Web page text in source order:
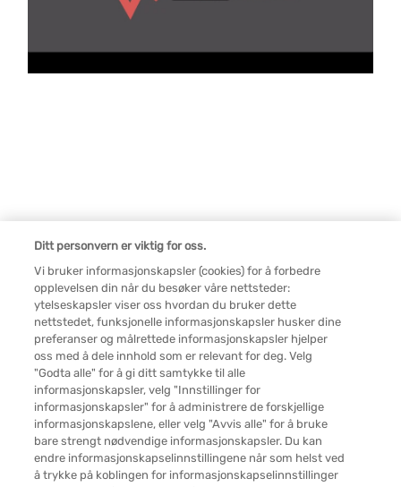
Ditt personvern er viktig for oss.
Vi bruker informasjonskapsler (cookies) for å forbedre
opplevelsen din når du besøker våre nettsteder:
ytelseskapsler viser oss hvordan du bruker dette
nettstedet, funksjonelle informasjonskapsler husker dine
preferanser og målrettede informasjonskapsler hjelper
oss med å dele innhold som er relevant for deg. Velg
"Godta alle" for å gi ditt samtykke til alle
informasjonskapsler, velg "Innstillinger for
informasjonskapsler" for å administrere de forskjellige
informasjonskapslene, eller velg "Avvis alle" for å bruke
bare strengt nødvendige informasjonskapsler. Du kan
endre informasjonskapselinnstillingene når som helst ved
å trykke på koblingen for informasjonskapselinnstillinger